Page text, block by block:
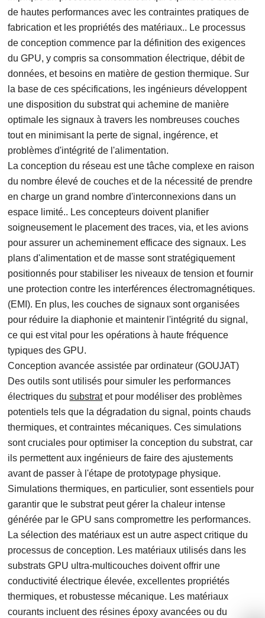
de hautes performances avec les contraintes pratiques de
fabrication et les propriétés des matériaux.. Le processus
de conception commence par la définition des exigences
du GPU, y compris sa consommation électrique, débit de
données, et besoins en matière de gestion thermique. Sur
la base de ces spécifications, les ingénieurs développent
une disposition du substrat qui achemine de manière
optimale les signaux à travers les nombreuses couches
tout en minimisant la perte de signal, ingérence, et
problèmes d'intégrité de l'alimentation.
La conception du réseau est une tâche complexe en raison
du nombre élevé de couches et de la nécessité de prendre
en charge un grand nombre d'interconnexions dans un
espace limité.. Les concepteurs doivent planifier
soigneusement le placement des traces, via, et les avions
pour assurer un acheminement efficace des signaux. Les
plans d'alimentation et de masse sont stratégiquement
positionnés pour stabiliser les niveaux de tension et fournir
une protection contre les interférences électromagnétiques.
(EMI). En plus, les couches de signaux sont organisées
pour réduire la diaphonie et maintenir l'intégrité du signal,
ce qui est vital pour les opérations à haute fréquence
typiques des GPU.
Conception avancée assistée par ordinateur (GOUJAT)
Des outils sont utilisés pour simuler les performances
électriques dusubstratet pour modéliser des problèmes
potentiels tels que la dégradation du signal, points chauds
thermiques, et contraintes mécaniques. Ces simulations
sont cruciales pour optimiser la conception du substrat, car
ils permettent aux ingénieurs de faire des ajustements
avant de passer à l'étape de prototypage physique.
Simulations thermiques, en particulier, sont essentiels pour
garantir que le substrat peut gérer la chaleur intense
générée par le GPU sans compromettre les performances.
La sélection des matériaux est un autre aspect critique du
processus de conception. Les matériaux utilisés dans les
substrats GPU ultra-multicouches doivent offrir une
conductivité électrique élevée, excellentes propriétés
thermiques, et robustesse mécanique. Les matériaux
courants incluent des résines époxy avancées ou du